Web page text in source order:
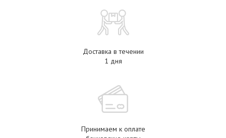
Доставка в течении
1 дня
Принимаем к оплате